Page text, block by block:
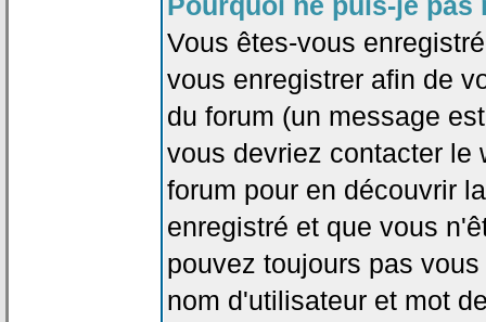
Vous êtes-vous
vous enregistrer afin de
du forum (un message
vous devriez contacter le
forum pour en découvrir
enregistré et que vous
pouvez toujours pas
nom d'utilisateur et mot